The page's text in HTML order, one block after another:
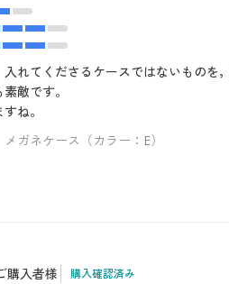
れてくださるケースではないものを
敵です。
ね。
ガネケース（カラー：E）
購入者様 購入確認済み